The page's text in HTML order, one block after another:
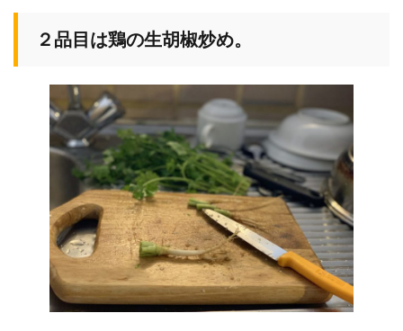
２品目は鶏の生胡椒炒め。